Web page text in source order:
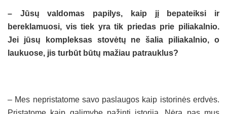
– Jūsų valdomas papilys, kaip jį bepateiksi ir
bereklamuosi, vis tiek yra tik priedas prie piliakalnio.
Jei jūsų kompleksas stovėtų ne šalia piliakalnio, o
laukuose, jis turbūt būtų mažiau patrauklus?
– Mes nepristatome savo paslaugos kaip istorinės erdvės.